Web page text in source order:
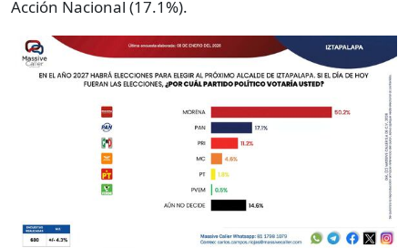
Acción Nacional (17.1%).